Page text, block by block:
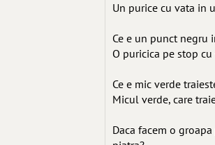
Un purice cu vata in
Ce e un punct negru
O puricica pe stop
Ce e mic verde
Micul verde, care
Daca facem o